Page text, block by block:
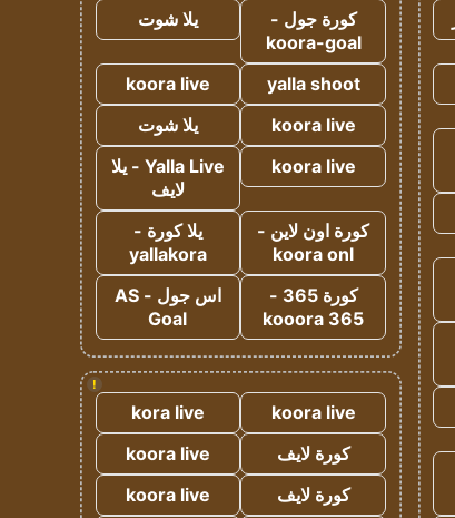
كورة جول -
koora-goal
يلا شوت
yalla shoot
koora live
koora live
يلا شوت
koora live
Yalla Live - يلا
لايف
كورة اون لاين -
koora onl
يلا كورة -
yallakora
كورة 365 -
kooora 365
اس جول - AS
Goal
!
koora live
kora live
كورة لايف
koora live
كورة لايف
koora live